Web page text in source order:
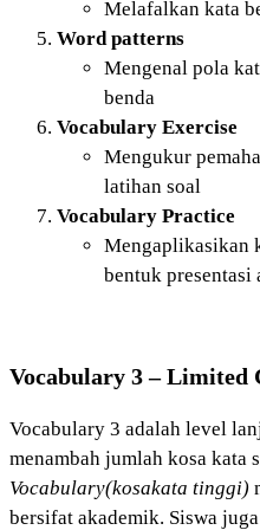
Melafalkan kata
Word patterns
Mengenal pola
benda
Vocabulary Exercise
Mengukur
latihan soal
Vocabulary Practice
Mengaplikasikan
bentuk presentasi
Vocabulary 3– Limited
Vocabulary 3 adalah level
menambah jumlah kosa kata
Vocabulary(kosakata tinggi)
bersifat akademik. Siswa